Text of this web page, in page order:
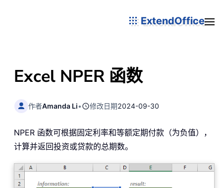
ExtendOffice
Excel NPER 函数
作者Amanda Li• 修改日期2024-09-30
NPER 函数可根据固定利率和等额定期付款（为负值），
计算并返回投资或贷款的总期数。